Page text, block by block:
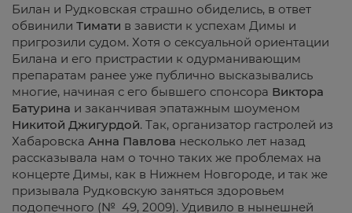
Билан и Рудковская страшно обиделись, в ответ
обвинили Тимати в зависти к успехам Димы и
пригрозили судом. Хотя о сексуальной ориентации
Билана и его пристрастии к одурманивающим
препаратам ранее уже публично высказывались
многие, начиная с его бывшего спонсора Виктора
Батурина и заканчивая эпатажным шоуменом
Никитой Джигурдой. Так, организатор гастролей из
Хабаровска Анна Павлова несколько лет назад
рассказывала нам о точно таких же проблемах на
концерте Димы, как в Нижнем Новгороде, и так же
призывала Рудковскую заняться здоровьем
подопечного (№ 49, 2009). Удивило в нынешней